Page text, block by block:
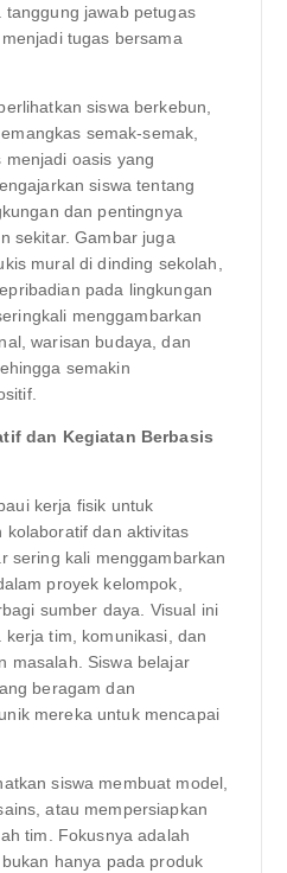
tanggung jawab petugas
tugas bersama
siswa berkebun,
semak-semak,
oasis yang
siswa tentang
dan pentingnya
sekitar. Gambar juga
mural di dinding sekolah,
pada lingkungan
menggambarkan
warisan budaya, dan
semakin
dan Kegiatan Berbasis
kerja fisik untuk
kolaboratif dan aktivitas
sering kali menggambarkan
proyek kelompok,
sumber daya. Visual ini
tim, komunikasi, dan
masalah. Siswa belajar
beragam dan
mereka untuk mencapai
siswa membuat model,
atau mempersiapkan
tim. Fokusnya adalah
hanya pada produk